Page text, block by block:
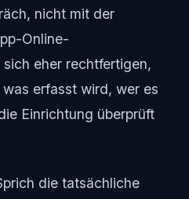
nicht mit der
Online-
eher rechtfertigen,
erfasst wird, wer es
Einrichtung überprüft
die tatsächliche